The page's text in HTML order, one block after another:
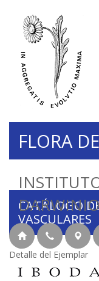
FLORA
CATÁLOGO
VASCULARES
Detalle del Ejemplar